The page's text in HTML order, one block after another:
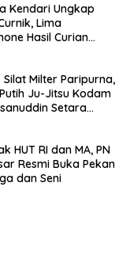
Kendari Ungkap
Lima
Hasil Curian
Silat Milter Paripurna,
Ju-Jitsu Kodam
Setara
HUT RI dan MA, PN
Resmi Buka Pekan
dan Seni